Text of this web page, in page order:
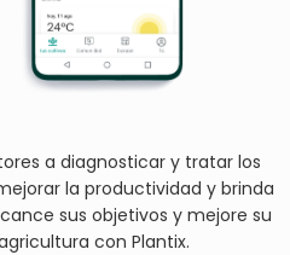
a diagnosticar y tratar los
la productividad y brinda
sus objetivos y mejore su
con Plantix.